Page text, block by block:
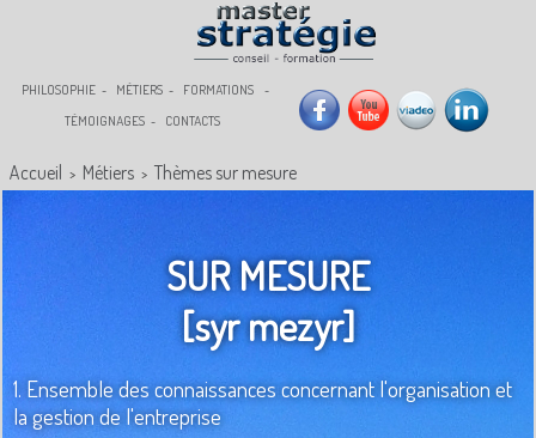
PHILOSOPHIE MÉTIERS
FORMATIONS
TÉMOIGNAGES
CONTACTS
Accueil > Métiers > Thèmes sur mesure
SUR MESURE
[syr mezyr]
1. Ensemble des connaissances concernant l'organisation et
la gestion de l'entreprise